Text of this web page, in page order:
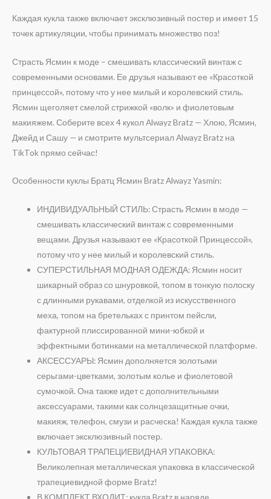
Каждая кукла также включает эксклюзивный постер и имеет 15
точек артикуляции, чтобы принимать множество поз!
Страсть Ясмин к моде – смешивать классический винтаж с
современными основами. Ее друзья называют ее «Красоткой
принцессой», потому что у нее милый и королевский стиль.
Ясмин щеголяет смелой стрижкой «волк» и фиолетовым
макияжем. Соберите всех 4 кукол Alwayz Bratz — Хлою, Ясмин,
Джейд и Сашу — и смотрите мультсериал Alwayz Bratz на
TikTok прямо сейчас!
Особенности куклы Братц Ясмин Bratz Alwayz Yasmin:
ИНДИВИДУАЛЬНЫЙ СТИЛЬ: Страсть Ясмин в моде —
смешивать классический винтаж с современными
вещами. Друзья называют ее «Красоткой Принцессой»,
потому что у нее милый и королевский стиль.
СУПЕРСТИЛЬНАЯ МОДНАЯ ОДЕЖДА: Ясмин носит
шикарный образ со шнуровкой, топом в тонкую полоску
с длинными рукавами, отделкой из искусственного
меха, топом на бретельках с принтом пейсли,
фактурной плиссированной мини-юбкой и
эффектными ботинками на металлической платформе.
АКСЕССУАРЫ: Ясмин дополняется золотыми
серьгами-цветками, золотым колье и фиолетовой
сумочкой. Она также идет с дополнительными
аксессуарами, такими как солнцезащитные очки,
макияж, телефон, смузи и расческа! Каждая кукла также
включает эксклюзивный постер.
КУЛЬТОВАЯ ТРАПЕЦИЕВИДНАЯ УПАКОВКА:
Великолепная металлическая упаковка в классической
трапециевидной форме Bratz!